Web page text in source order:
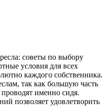
советы по выбору
условия для всех
каждого собственника.
так как большую часть
именно сидя.
позволяет удовлетворить